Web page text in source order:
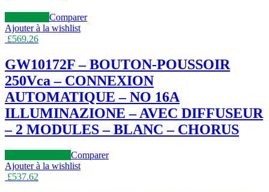
Comparer
Ajouter à la wishlist
£569.26
GW10172F – BOUTON-POUSSOIR
250Vca – CONNEXION
AUTOMATIQUE – NO 16A
ILLUMINAZIONE – AVEC DIFFUSEUR
– 2 MODULES – BLANC – CHORUS
Comparer
Ajouter à la wishlist
£537.62